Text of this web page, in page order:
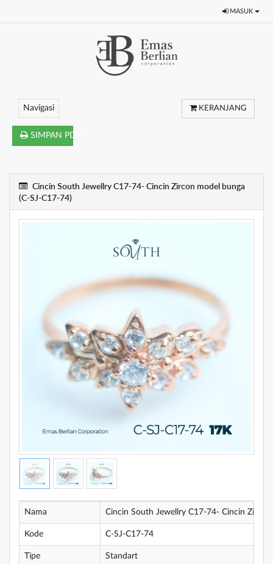
MASUK
Navigasi KERANJANG
SIMPAN PDF
Cincin South Jewellry C17-74- Cincin Zircon model bunga
(C-SJ-C17-74)
Nama Cincin South Jewellry C17-74- Cincin
Kode C-SJ-C17-74
Tipe Standart